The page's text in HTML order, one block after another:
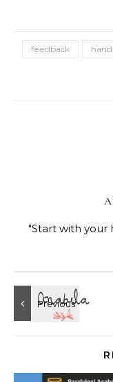
feedback
"Start with your